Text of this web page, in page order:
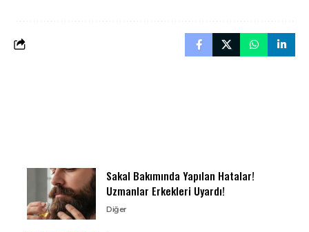
Sakal Bakımında Yapılan Hatalar!
Uzmanlar Erkekleri Uyardı!
Diğer